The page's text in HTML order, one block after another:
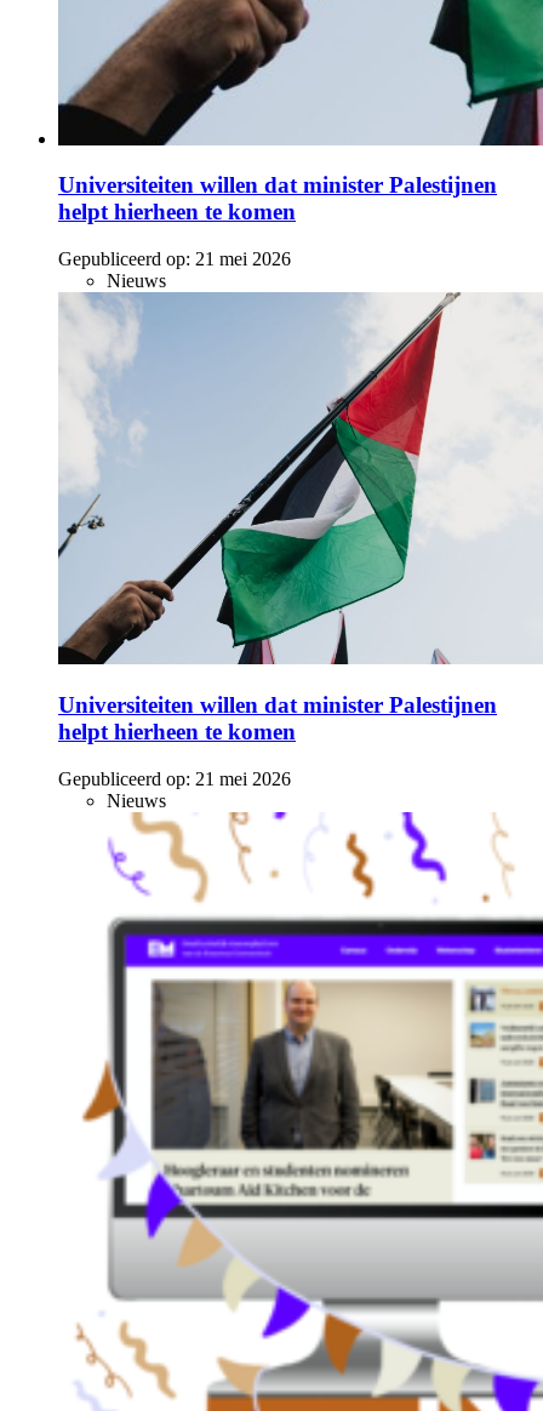
Universiteiten willen dat minister Palestijnen
helpt hierheen te komen
Gepubliceerd op: 21 mei 2026
Nieuws
Universiteiten willen dat minister Palestijnen
helpt hierheen te komen
Gepubliceerd op: 21 mei 2026
Nieuws